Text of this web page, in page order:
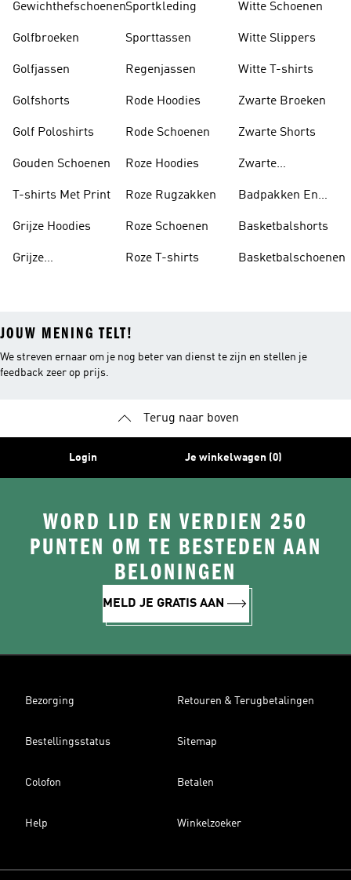
Gewichthefschoenen
Golfbroeken
Golfjassen
Golfshorts
Golf Poloshirts
Gouden Schoenen
T-shirts Met Print
Grijze Hoodies
Grijze
Sportkleding
Sporttassen
Regenjassen
Rode Hoodies
Rode Schoenen
Roze Hoodies
Roze Rugzakken
Roze Schoenen
Roze T-shirts
Witte Schoenen
Witte Slippers
Witte T-shirts
Zwarte Broeken
Zwarte Shorts
Zwarte
Badpakken En
Basketbalshorts
Basketbalschoenen
JOUW MENING TELT!
We streven ernaar om je nog beter van dienst te zijn en stellen je
feedback zeer op prijs.
Terug naar boven
Login Je winkelwagen (0)
WORD LID EN VERDIEN 250
PUNTEN OM TE BESTEDEN AAN
BELONINGEN
MELD JE GRATIS AAN
Bezorging Retouren & Terugbetalingen
Bestellingsstatus Sitemap
Colofon Betalen
Help Winkelzoeker